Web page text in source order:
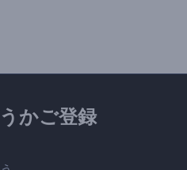
かご登録